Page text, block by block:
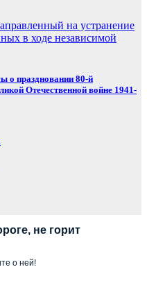
на устранение
в ходе независимой
о праздновании 80-й
Отечественной войне 1941-
не горит
о ней!